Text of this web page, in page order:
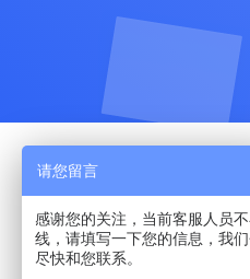
解决方案
请您留言
感谢您的关注，当前客服人员
线，请填写一下您的信息，我
尽快和您联系。